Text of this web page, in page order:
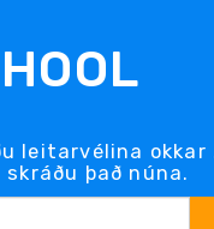
leitarvélina
skráðu það núna.